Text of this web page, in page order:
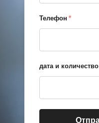
Телефон *
дата и